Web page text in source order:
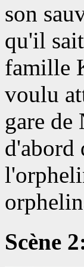
son
qu'il
famille
voulu
gare de
d'abord
Scène